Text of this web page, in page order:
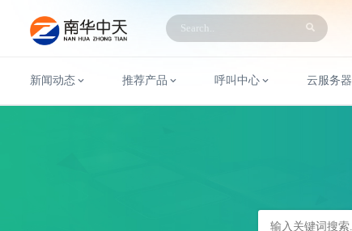
新闻动态 推荐产品 呼叫中心 云服务器